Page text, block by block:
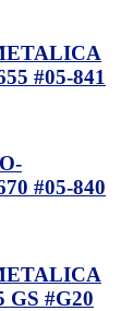
#05-841
#05-840
#G20